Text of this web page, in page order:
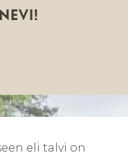
eli talvi on